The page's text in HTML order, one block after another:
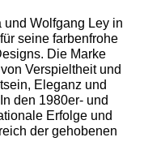
und Wolfgang Ley in
seine farbenfrohe
Die Marke
Verspieltheit und
Eleganz und
den 1980er- und
Erfolge und
der gehobenen